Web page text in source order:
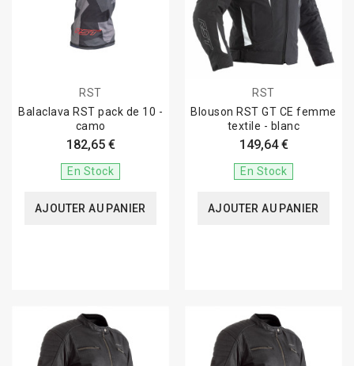
RST
Balaclava RST pack de 10 -
camo
182,65 €
En Stock
AJOUTER AU PANIER
RST
Blouson RST GT CE femme
textile - blanc
149,64 €
En Stock
AJOUTER AU PANIER